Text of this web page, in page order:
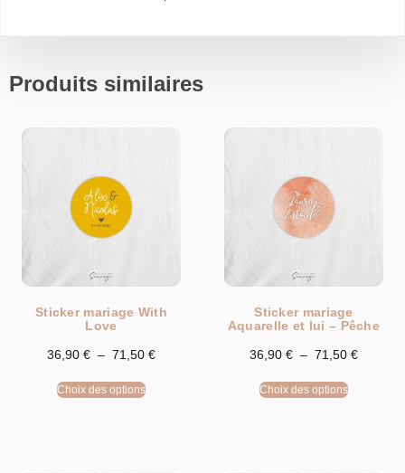
Produits similaires
Sticker mariage With
Love
36,90 € – 71,50 €
Choix des options
Sticker mariage
Aquarelle et lui – Pêche
36,90 € – 71,50 €
Choix des options